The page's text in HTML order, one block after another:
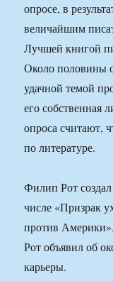
опросе, в
величайшим
Лучшей книгой
Около половины
удачной темой
его собственная
опроса считают,
по литературе.
Филип Рот
числе «Призрак
против
Рот объявил об
карьеры.